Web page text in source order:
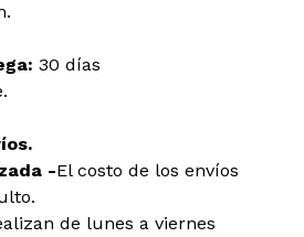
30 días
-El costo de los envíos
de lunes a viernes